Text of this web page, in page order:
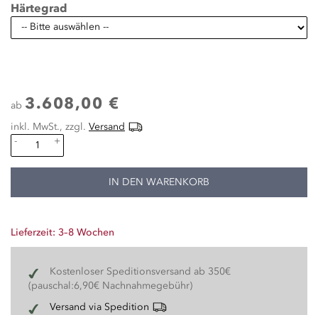
Härtegrad
ab 3.608,00 €
inkl. MwSt., zzgl. Versand
-
+
IN DEN WARENKORB
Lieferzeit: 3–8 Wochen
Kostenloser Speditionsversand ab 350€
(pauschal:6,90€ Nachnahmegebühr)
Versand via Spedition